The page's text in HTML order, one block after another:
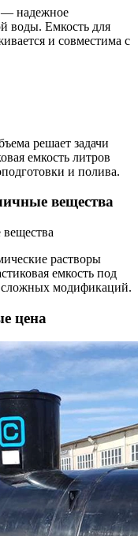
— надежное
воды. Емкость для
и совместима с
решает задачи
емкость литров
и полива.
вещества
растворы
емкость под
сложных модификаций.
цена